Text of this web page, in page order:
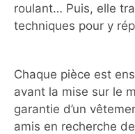
roulant… Puis, elle
techniques pour y
Chaque pièce est
avant la mise sur le
garantie d’un
amis en recherche